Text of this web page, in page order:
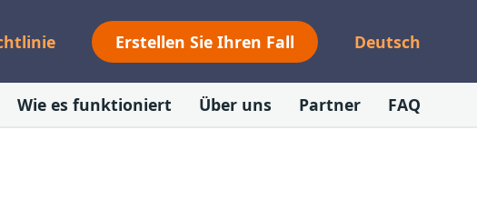
Erstellen Sie Ihren Fall Deutsch
Wie es funktioniert Über uns Partner FAQ